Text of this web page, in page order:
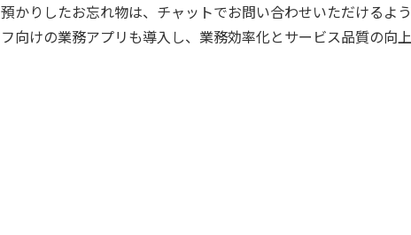
預かりしたお忘れ物は、チャットでお問い合わせいただけるよ
フ向けの業務アプリも導入し、業務効率化とサービス品質の向上